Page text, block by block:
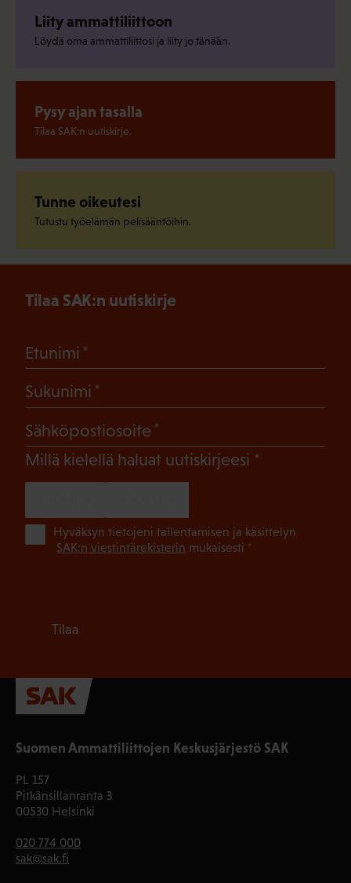
Liity ammattiliittoon
Löydä oma ammattiliittosi ja liity jo tänään.
Pysy ajan tasalla
Tilaa SAK:n uutiskirje.
Tunne oikeutesi
Tutustu työelämän pelisääntöihin.
Suomen Ammattiliittojen Keskusjärjestö SAK
PL 157
Pitkänsillanranta 3
00530 Helsinki
020 774 000
sak@sak.fi
Tilaa SAK:n uutiskirje
Etunimi
Sukunimi
Sähköpostiosoite
Millä kielellä haluat uutiskirjeesi (Pakollinen)
Hyväksyn tietojeni tallentamisen ja käsittelyn
SAK:n viestintärekisterin mukaisesti *
Tilaa